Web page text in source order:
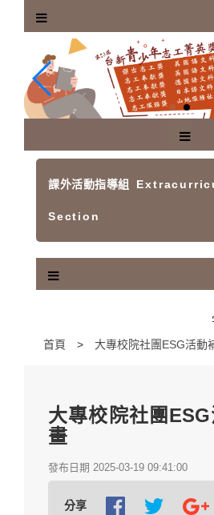
課外活動指導組
Section
首頁 大專校院社團ESG活動
大專校院社團
畫
發布日期 2025-03-19 09:41:00
分享